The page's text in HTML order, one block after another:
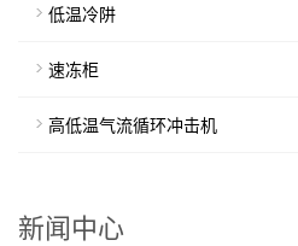
低温冷阱
速冻柜
高低温气流循环冲击机
新闻中心